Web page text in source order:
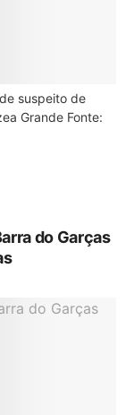
suspeito de
Grande Fonte:
do Garças